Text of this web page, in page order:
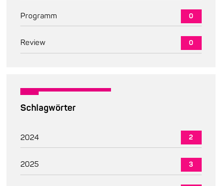
Programm 0
Review 0
Schlagwörter
2024 2
2025 3